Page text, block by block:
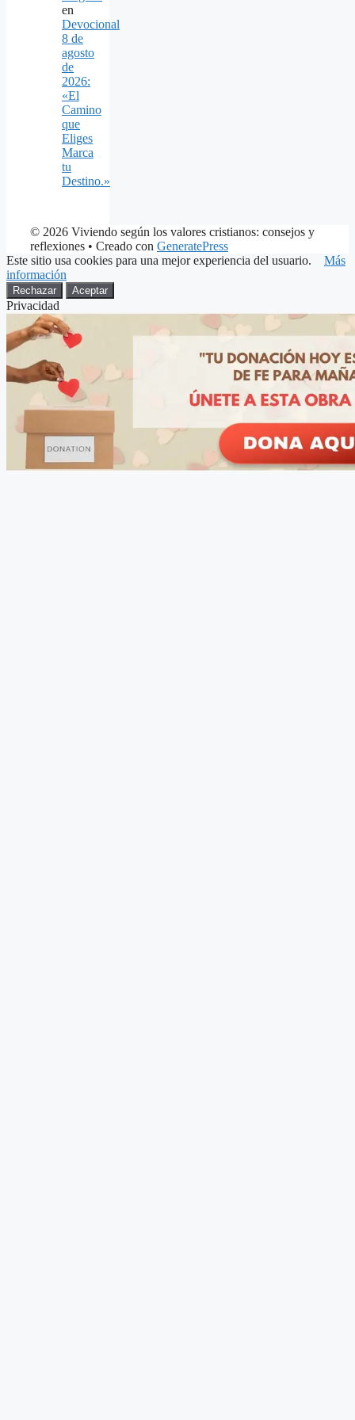
en
Devocional
8 de
agosto
de
2026:
«El
Camino
que
Eliges
Marca
tu
Destino.»
© 2026 Viviendo según los valores cristianos: consejos y
reflexiones • Creado con GeneratePress
Este sitio usa cookies para una mejor experiencia del usuario. Más
información
Rechazar Aceptar
Privacidad